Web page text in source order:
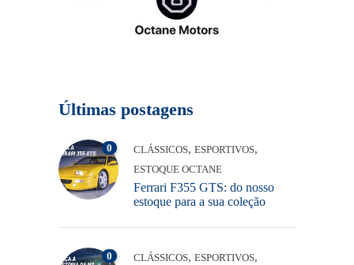
Últimas postagens
0 CLÁSSICOS, ESPORTIVOS,
ESTOQUE OCTANE
Ferrari F355 GTS: do nosso
estoque para a sua coleção
0 CLÁSSICOS, ESPORTIVOS,